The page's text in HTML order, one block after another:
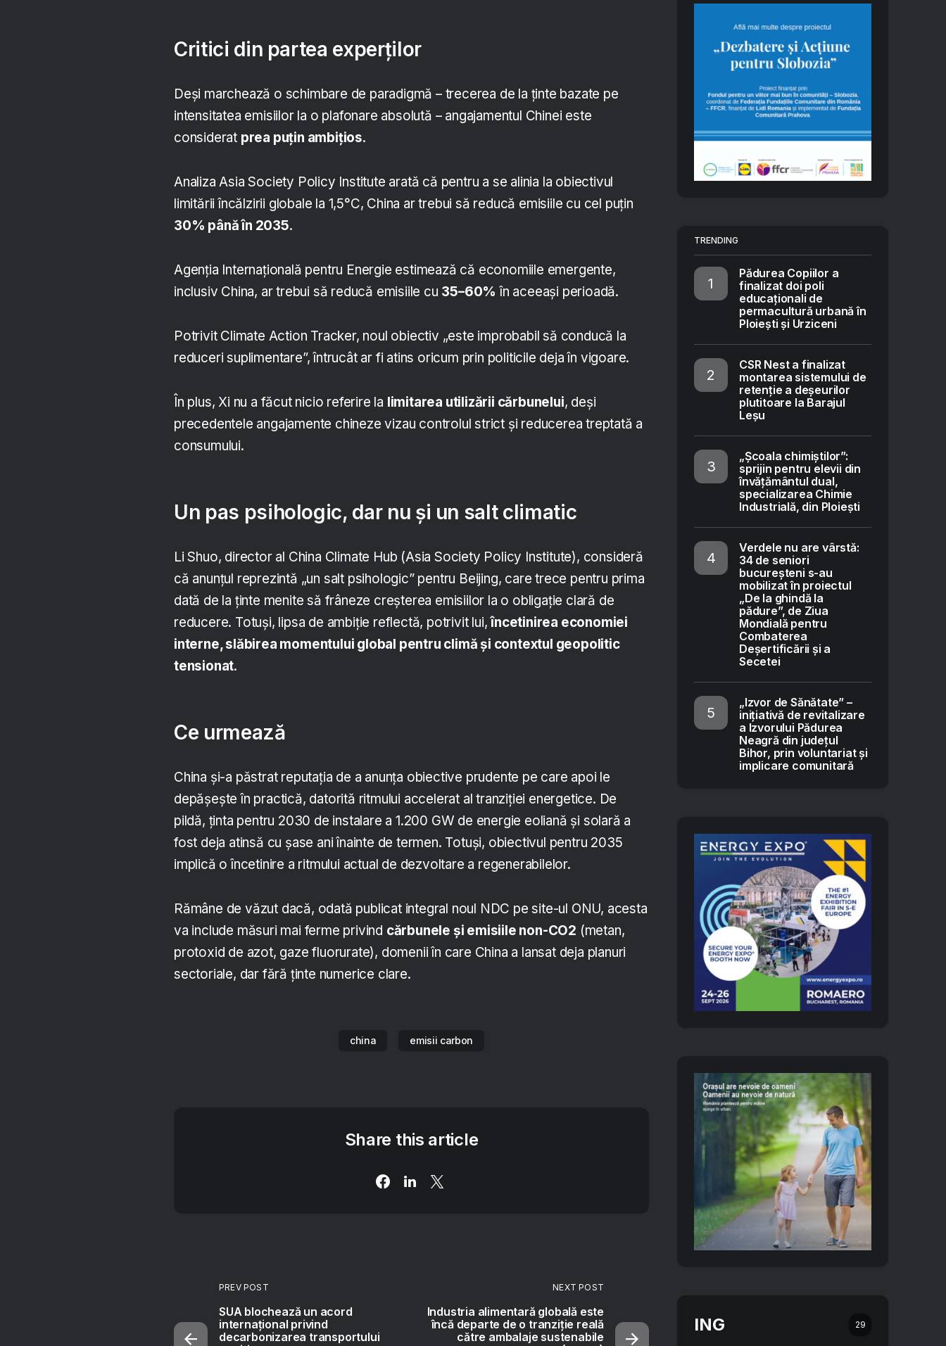
Critici din partea experților
Deși marchează o schimbare de paradigmă – trecerea de la ținte bazate pe
intensitatea emisiilor la o plafonare absolută – angajamentul Chinei este
considerat prea puțin ambițios.
Analiza Asia Society Policy Institute arată că pentru a se alinia la obiectivul
limitării încălzirii globale la 1,5°C, China ar trebui să reducă emisiile cu cel puțin
30% până în 2035.
Agenția Internațională pentru Energie estimează că economiile emergente,
inclusiv China, ar trebui să reducă emisiile cu 35–60% în aceeași perioadă.
Potrivit Climate Action Tracker, noul obiectiv „este improbabil să conducă la
reduceri suplimentare”, întrucât ar fi atins oricum prin politicile deja în vigoare.
În plus, Xi nu a făcut nicio referire la limitarea utilizării cărbunelui, deși
precedentele angajamente chineze vizau controlul strict și reducerea treptată a
consumului.
Un pas psihologic, dar nu și un salt climatic
Li Shuo, director al China Climate Hub (Asia Society Policy Institute), consideră
că anunțul reprezintă „un salt psihologic” pentru Beijing, care trece pentru prima
dată de la ținte menite să frâneze creșterea emisiilor la o obligație clară de
reducere. Totuși, lipsa de ambiție reflectă, potrivit lui,încetinirea economiei
interne, slăbirea momentului global pentru climă și contextul geopolitic
tensionat.
Ce urmează
China și-a păstrat reputația de a anunța obiective prudente pe care apoi le
depășește în practică, datorită ritmului accelerat al tranziției energetice. De
pildă, ținta pentru 2030 de instalare a 1.200 GW de energie eoliană și solară a
fost deja atinsă cu șase ani înainte de termen. Totuși, obiectivul pentru 2035
implică o încetinire a ritmului actual de dezvoltare a regenerabilelor.
Rămâne de văzut dacă, odată publicat integral noul NDC pe site-ul ONU, acesta
va include măsuri mai ferme privind cărbunele și emisiile non-CO2 (metan,
protoxid de azot, gaze fluorurate), domenii în care China a lansat deja planuri
sectoriale, dar fără ținte numerice clare.
china emisii carbon
Share this article
PREV POST
SUA blochează un acord
internațional privind
decarbonizarea transportului
NEXT POST
Industria alimentară globală este
încă departe de o tranziție reală
către ambalaje sustenabile
TRENDING
Pădurea Copiilor a
finalizat doi poli
educaționali de
permacultură urbană în
Ploiești și Urziceni
CSR Nest a finalizat
montarea sistemului de
retenție a deșeurilor
plutitoare la Barajul
Leșu
„Școala chimiștilor”:
sprijin pentru elevii din
învățământul dual,
specializarea Chimie
Industrială, din Ploiești
Verdele nu are vârstă:
34 de seniori
bucureșteni s-au
mobilizat în proiectul
„De la ghindă la
pădure”, de Ziua
Mondială pentru
Combaterea
Deșertificării și a
Secetei
„Izvor de Sănătate” –
inițiativă de revitalizare
a Izvorului Pădurea
Neagră din județul
Bihor, prin voluntariat și
implicare comunitară
ING 29